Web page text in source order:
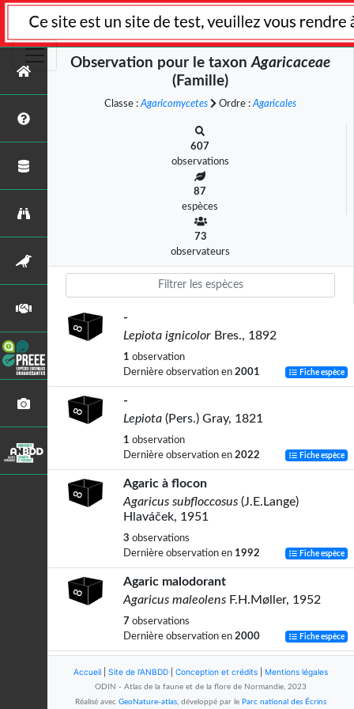
Observation pour le taxonAgaricaceae
(Famille)
Classe : Agaricomycetes Ordre : Agaricales
607
observations
87
espèces
73
observateurs
-
Lepiota ignicolor Bres., 1892
1 observation
Dernière observation en 2001 Fiche espèce
-
Lepiota (Pers.) Gray, 1821
1 observation
Dernière observation en 2022 Fiche espèce
Agaric à flocon
Agaricus subfloccosus (J.E.Lange)
Hlaváček, 1951
3 observations
Dernière observation en 1992 Fiche espèce
Agaric malodorant
Agaricus maleolens F.H.Møller, 1952
7 observations
Dernière observation en 2000 Fiche espèce
Lepiota echinella Quél. & G.E.Bernard,
1888
Accueil Site de l'ANBDD Conception et crédits Mentions légales
ODIN - Atlas de la faune et de la flore de Normandie, 2023
Réalisé avec GeoNature-atlas, développé par le Parc national des Écrins